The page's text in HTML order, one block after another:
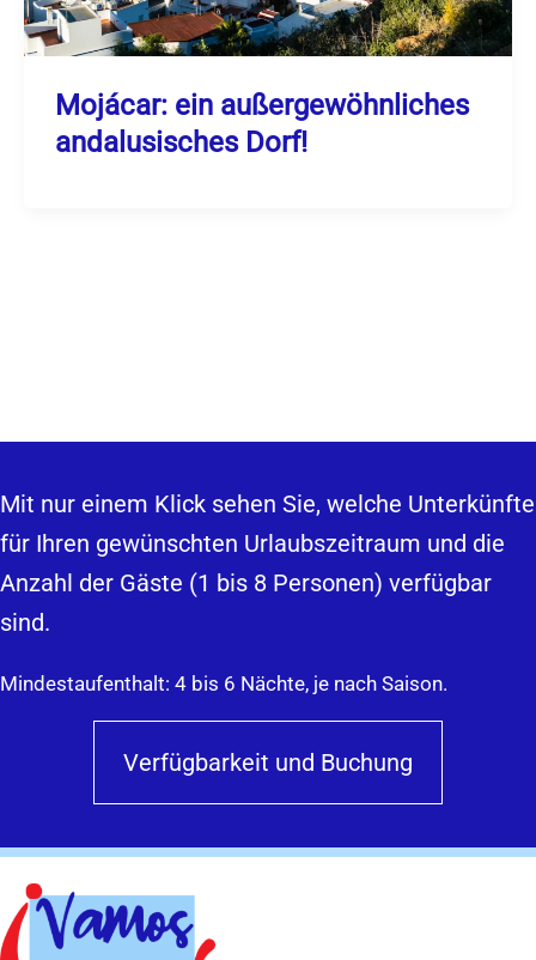
Mojácar: ein außergewöhnliches
andalusisches Dorf!
Mit nur einem Klick sehen Sie, welche Unterkünfte
für Ihren gewünschten Urlaubszeitraum und die
Anzahl der Gäste (1 bis 8 Personen) verfügbar
sind.
Mindestaufenthalt: 4 bis 6 Nächte, je nach Saison.
Verfügbarkeit und Buchung